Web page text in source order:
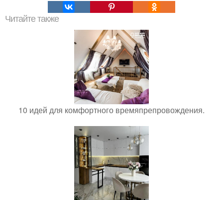
Читайте также
10 идей для комфортного времяпрепровождения.